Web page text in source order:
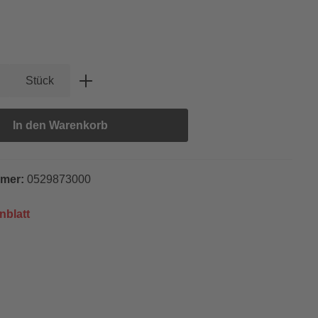
Gib den gewünschten Wert ein
Stück
In den Warenkorb
0529873000